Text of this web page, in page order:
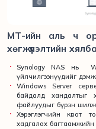
МТ-ийн аль ч
хөгжүүлэлтийн
Synology NAS нь
үйлчилгээнүүдийг
Windows Server
байдалд хандалтыг
файлуудыг бүрэн
Хэрэглэгчийн квот
хадгалах багтаамжийн